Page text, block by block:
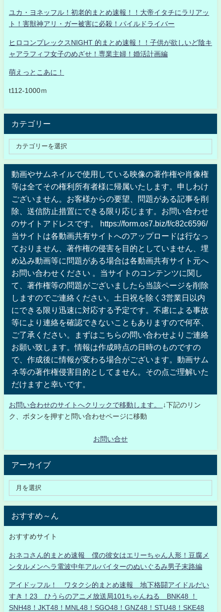
ユカ・ヨネッフル！初老的まとめ速報！！大帝イタチにラリアッ
ト！害獣神アリ・ガー被害に必殺！パイルドライバー
ヒロコンプレックスNIGHT 的まとめ速報！！子供が欲しいど陰キ
ャアラフィフ女子のめざせ！専業主婦！婚活計画編
萌えっとこあに！
t112-1000ｍ
カテゴリー
動画やサムネイルで使用している映像の著作権や肖像権
等は全てその権利所有者様に帰属いたします。申しわけ
ございません。お客様からの要望、問題がある記事を削
除、送信防止措置にできる限り応じます。お問い合わせ
のサイトアドレスです。 https://form.os7.biz/f/c82c6596/
当サイトは各動画共有サイトへのアップロードは行なっ
ておりません、著作権の侵害を目的としていません、埋
め込み動画等に問題がある場合は各動画共有サイト元へ
お問い合わせください 。当サイトのコンテンツに関し
て、著作権等の問題がございましたら当該ページを削除
しますのでご連絡ください。土日祝を除く3営業日以内
にできる限り迅速に対応する予定です。不慮による事故
等により連絡を確認できないこともありますので何卒、
ご了承ください。まずはこちらの問い合わせよりご連絡
お願い致します。情報は作成時点の日時のものですの
で、作成後に情報が変わる場合がございます。動画サム
ネ等の著作権侵害目的としてません。その点ご理解いた
だけますと幸いです。
お問い合わせのサイトへクリックで移動します。
↓下記のリン
ク、ボタンを押すと問い合わせページに移動
お問い合せ
アーカイブ
おすすめ～ん
おすすめサイト
おネコさん的まとめ速報 僕の彼女はエリーちゃん人形！豆腐メ
ンタルメンヘラ電波中年アルバイターのぬいぐるみ男子末路編
アイドッフル！ ワタクシ的まとめ速報 地下格闘アイドルだい
すき！23 ひうらのアニメ放送局101ちゃんねる BNK48 ！
SNH48！JKT48！MNL48！SGO48！GNZ48！STU48！SKE48